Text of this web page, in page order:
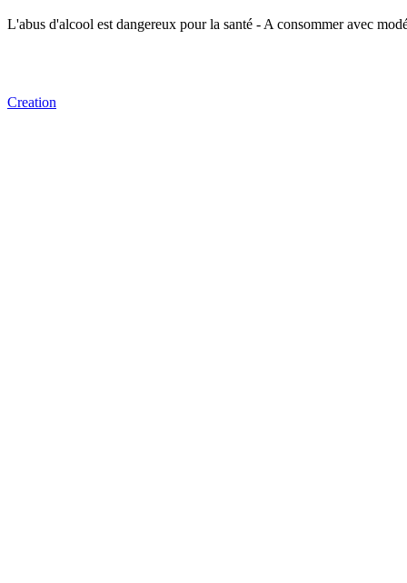
L'abus d'alcool est dangereux pour la santé - A consommer avec
Creation